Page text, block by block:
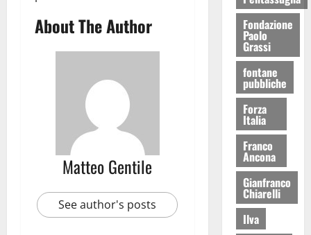
About The Author
Matteo Gentile
See author's posts
Fondazione
Paolo
Grassi
fontane
pubbliche
Forza
Italia
Franco
Ancona
Gianfranco
Chiarelli
Ilva